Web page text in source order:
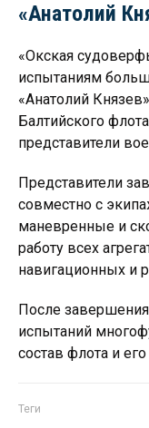
«Анатолий
«Окская
испытаниям
«Анатолий
Балтийского
представители
Представители
совместно с
маневренные и
работу всех
навигационных и
После
испытаний
состав флота и
Теги